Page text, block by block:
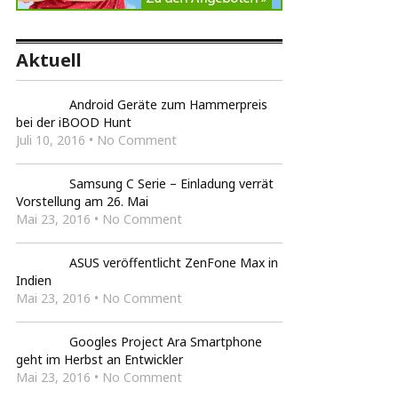
Aktuell
Android Geräte zum Hammerpreis
bei der iBOOD Hunt
Juli 10, 2016 • No Comment
Samsung C Serie – Einladung verrät
Vorstellung am 26. Mai
Mai 23, 2016 • No Comment
ASUS veröffentlicht ZenFone Max in
Indien
Mai 23, 2016 • No Comment
Googles Project Ara Smartphone
geht im Herbst an Entwickler
Mai 23, 2016 • No Comment